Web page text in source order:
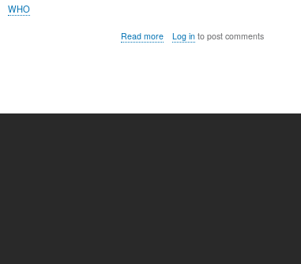
WHO
Read moreabout
Log into post comments